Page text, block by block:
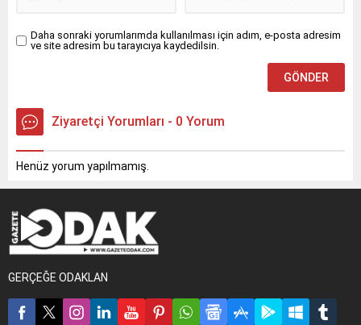
Daha sonraki yorumlarımda kullanılması için adım, e-posta adresim
ve site adresim bu tarayıcıya kaydedilsin.
Ziyaretçi Yorumları - 0 Yorum
Henüz yorum yapılmamış.
GERÇEĞE ODAKLAN